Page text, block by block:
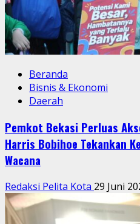
Beranda
Bisnis & Ekonomi
Daerah
Pemkot Bekasi Perluas
Harris Bobihoe Tekankan
Wacana
Redaksi Pelita Kota 29 Juni